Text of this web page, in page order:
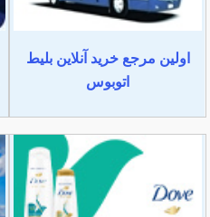
اولین مرجع خرید آنلاین بلیط
اتوبوس